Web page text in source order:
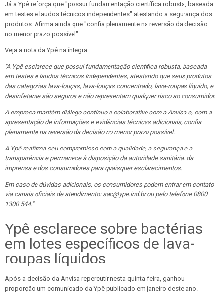
Já a Ypê reforça que "possui fundamentação científica robusta, baseada
em testes e laudos técnicos independentes" atestando a segurança dos
produtos. Afirma ainda que "confia plenamente na reversão da decisão
no menor prazo possível".
Veja a nota da Ypê na íntegra:
"A Ypê esclarece que possui fundamentação científica robusta, baseada
em testes e laudos técnicos independentes, atestando que seus produtos
das categorias lava-louças, lava-louças concentrado, lava-roupas líquido, e
desinfetante são seguros e não representam qualquer risco ao consumidor.
A empresa mantém diálogo contínuo e colaborativo com a Anvisa e, com a
apresentação de informações e evidências técnicas adicionais, confia
plenamente na reversão da decisão no menor prazo possível.
A Ypê reafirma seu compromisso com a qualidade, a segurança e a
transparência e permanece à disposição da autoridade sanitária, da
imprensa e dos consumidores para quaisquer esclarecimentos.
Em caso de dúvidas adicionais, os consumidores podem entrar em contato
via canais oficiais de atendimento: sac@ype.ind.br ou pelo telefone 0800
1300 544."
Ypê esclarece sobre bactérias
em lotes específicos de lava-
roupas líquidos
Após a decisão da Anvisa repercutir nesta quinta-feira, ganhou
proporção um comunicado da Ypê publicado em janeiro deste ano.